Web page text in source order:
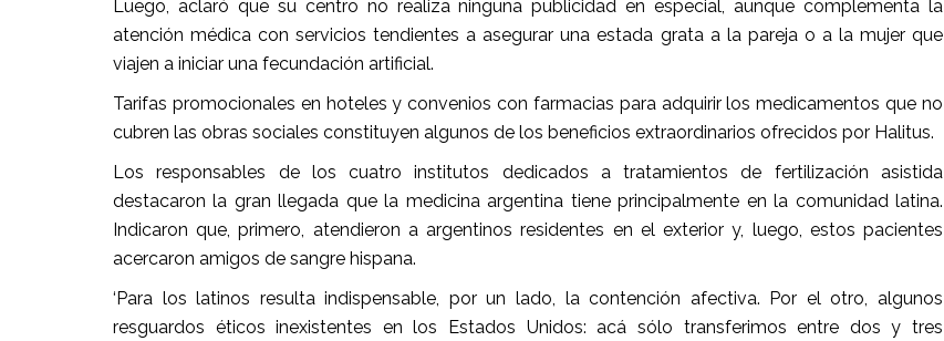
Luego, aclaró que su centro no realiza ninguna publicidad en especial, aunque complementa la
atención médica con servicios tendientes a asegurar una estada grata a la pareja o a la mujer que
viajen a iniciar una fecundación artificial.
Tarifas promocionales en hoteles y convenios con farmacias para adquirir los medicamentos que no
cubren las obras sociales constituyen algunos de los beneficios extraordinarios ofrecidos por Halitus.
Los responsables de los cuatro institutos dedicados a tratamientos de fertilización asistida
destacaron la gran llegada que la medicina argentina tiene principalmente en la comunidad latina.
Indicaron que, primero, atendieron a argentinos residentes en el exterior y, luego, estos pacientes
acercaron amigos de sangre hispana.
‘Para los latinos resulta indispensable, por un lado, la contención afectiva. Por el otro, algunos
resguardos éticos inexistentes en los Estados Unidos: acá sólo transferimos entre dos y tres